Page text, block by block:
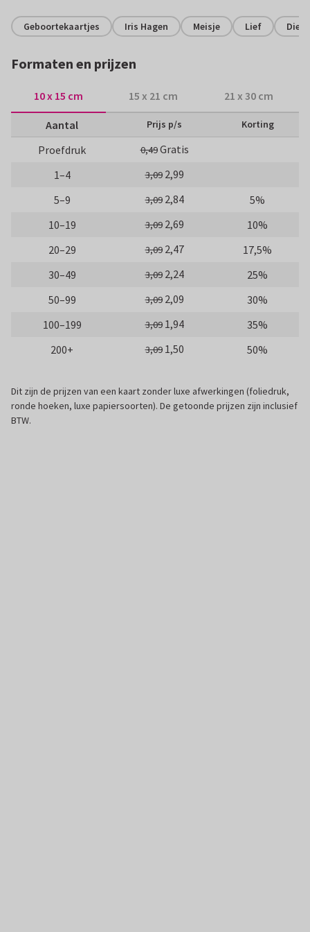
Geboortekaartjes Iris Hagen Meisje Lief
Formaten en prijzen
10 x 15 cm 15 x 21 cm 21 x 30 cm
Aantal Prijs p/s Korting
Proefdruk 0,49Gratis
1–4
3,09 2,99
5–9
3,09 2,84
5%
10–19
3,09 2,69
10%
20–29
3,09 2,47
17,5%
30–49
3,09 2,24
25%
50–99
3,09 2,09
30%
100–199
3,09 1,94
35%
200+
3,09 1,50 50%
Dit zijn de prijzen van een kaart zonder luxe afwerkingen (foliedruk,
ronde hoeken, luxe papiersoorten). De getoonde prijzen zijn inclusief
BTW.